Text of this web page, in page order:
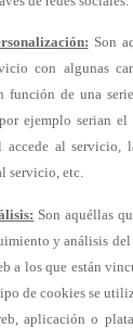
Son
con algunas
función de una
ejemplo serian
accede al servicio,
servicio, etc.
Son aquéllas
y análisis
a los que están
de cookies se
aplicación o